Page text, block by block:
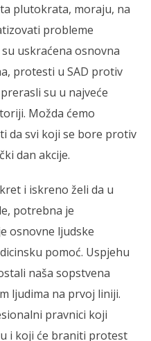
plutokrata, moraju, na
probleme
uskraćena osnovna
protesti u SAD protiv
su u najveće
Možda ćemo
da svi koji se bore protiv
dan akcije.
i iskreno želi da u
potrebna je
osnovne ljudske
pomoć. Uspjehu
naša sopstvena
ljudima na prvoj liniji.
pravnici koji
i koji će braniti protest